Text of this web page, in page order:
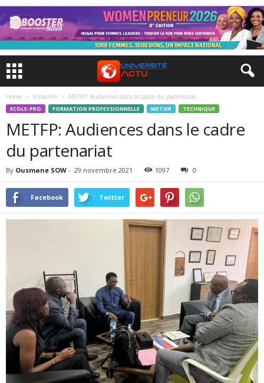
Home Ecole-Pro METFP: Audiences dans le cadre du partenariat
ECOLE-PRO FORMATION PROFESSIONNELLE METIER TECHNIQUE
METFP: Audiences dans le cadre
du partenariat
By Ousmane SOW - 29 novembre 2021 1097 0
Facebook Twitter